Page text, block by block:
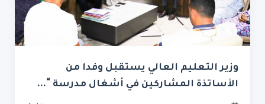
وزير التعليم العالي يستقبل وفدا من
الأساتذة المشاركين في أشغال مدرسة “...